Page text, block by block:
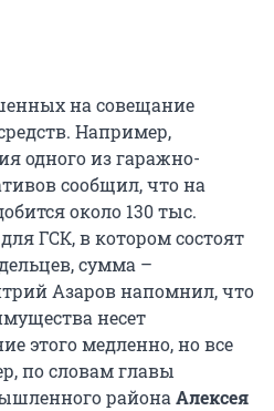
на совещание
Например,
одного из гаражно-
сообщил, что на
около 130 тыс.
ГСК, в котором состоят
сумма –
Азаров напомнил, что
несет
этого медленно, но все
по словам главы
района Алексея